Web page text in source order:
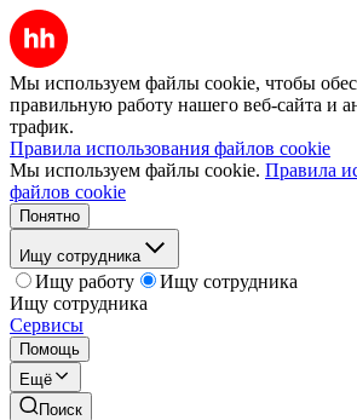
Мы используем файлы cookie, чтобы
правильную работу нашего веб-сайта и
трафик.
Правила использования файлов cookie
Мы используем файлы cookie. Правила
файлов cookie
Понятно
Ищу сотрудника
Ищу работу
Ищу сотрудника
Ищу сотрудника
Сервисы
Помощь
Ещё
Поиск